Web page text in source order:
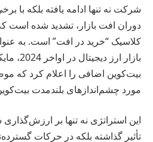
شرکت نه تنها ادامه یافته بلکه با
دوران افت بازار، تشدید شده است
کلاسیک “خرید در افت” است. به
بیت‌کوین اضافی را اعلام کرد که
مورد چشم‌اندازهای بلندمدت
این استراتژی نه تنها بر
تأثیر گذاشته بلکه در حرکات